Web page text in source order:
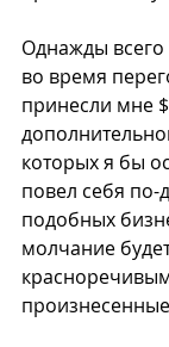
Однажды всего
во время
принесли мне
которых я бы
повел себя по-
подобных
молчание